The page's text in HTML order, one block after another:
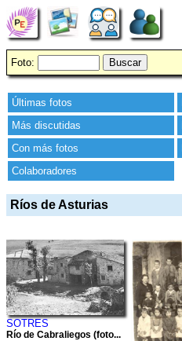
Foto:
Últimas fotos
Más discutidas
Con más fotos
Colaboradores
Ríos de Asturias
SOTRES
Río de Cabraliegos (foto...